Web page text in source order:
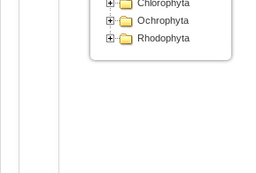
Chlorophyta
Ochrophyta
Rhodophyta